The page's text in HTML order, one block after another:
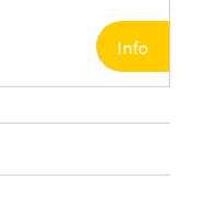
Info